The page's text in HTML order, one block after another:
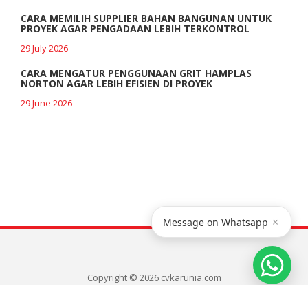
CARA MEMILIH SUPPLIER BAHAN BANGUNAN UNTUK
PROYEK AGAR PENGADAAN LEBIH TERKONTROL
29 July 2026
CARA MENGATUR PENGGUNAAN GRIT HAMPLAS
NORTON AGAR LEBIH EFISIEN DI PROYEK
29 June 2026
Copyright © 2026 cvkarunia.com
Message on Whatsapp ×